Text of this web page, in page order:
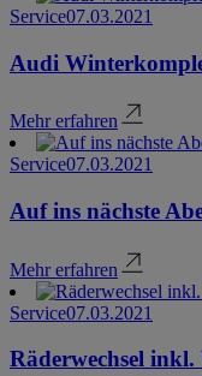
Service07.03.2021
Audi
Mehr erfahren
Service07.03.2021
Auf ins nächste
Mehr erfahren
Service07.03.2021
Räderwechsel